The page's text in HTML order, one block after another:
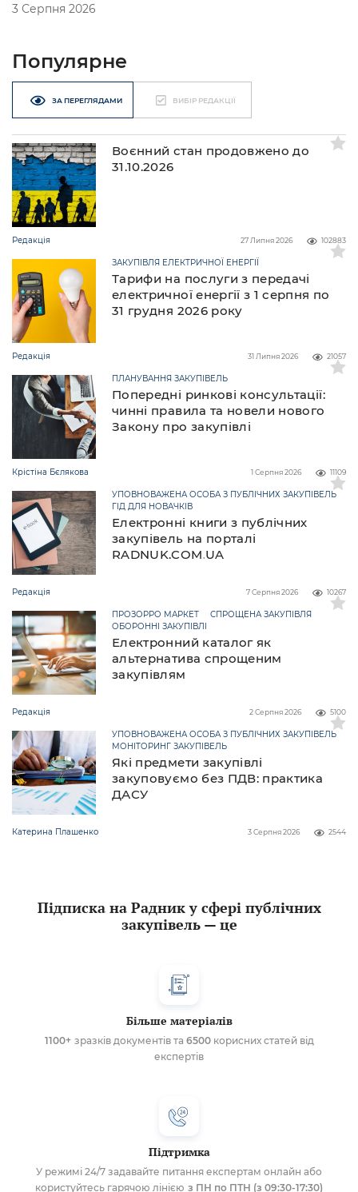
3 Серпня 2026
Популярне
ЗА ПЕРЕГЛЯДАМИ ВИБІР РЕДАКЦІЇ
Воєнний стан продовжено до
31.10.2026
Редакція 102883
27 Липня 2026
Тарифи на послуги з передачі
електричної енергії з 1 серпня по
31 грудня 2026 року
ЗАКУПІВЛЯ ЕЛЕКТРИЧНОЇ ЕНЕРГІЇ
Редакція 21057
31 Липня 2026
Попередні ринкові консультації:
чинні правила та новели нового
Закону про закупівлі
ПЛАНУВАННЯ ЗАКУПІВЕЛЬ
Крістіна Бєлякова 11109
1 Серпня 2026
Електронні книги з публічних
закупівель на порталі
RADNUK.COM.UA
УПОВНОВАЖЕНА ОСОБА З ПУБЛІЧНИХ ЗАКУПІВЕЛЬ
ГІД ДЛЯ НОВАЧКІВ
Редакція 10267
7 Серпня 2026
Електронний каталог як
альтернатива спрощеним
закупівлям
ПРОЗОРРО МАРКЕТ
СПРОЩЕНА ЗАКУПІВЛЯ
ОБОРОННІ ЗАКУПІВЛІ
Редакція 5100
2 Серпня 2026
Які предмети закупівлі
закуповуємо без ПДВ: практика
ДАСУ
УПОВНОВАЖЕНА ОСОБА З ПУБЛІЧНИХ ЗАКУПІВЕЛЬ
МОНІТОРИНГ ЗАКУПІВЕЛЬ
Катерина Плашенко 2544
3 Серпня 2026
Підписка на Радник у сфері публічних
закупівель — це
Більше матеріалів
1100+ зразків документів та 6500корисних статей від
експертів
Підтримка
У режимі 24/7 задавайте питання експертам онлайн або
користуйтесь гарячою лінією з ПН по ПТН (з 09:30-17:30)